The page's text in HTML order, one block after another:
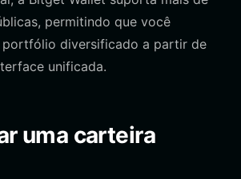
permitindo que você
portfólio diversificado a partir de
unificada.
uma carteira